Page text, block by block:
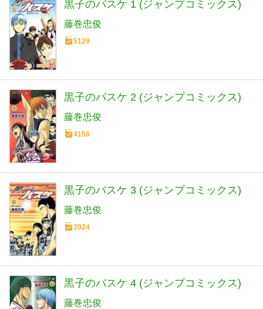
黒子のバスケ 1 (ジャンプコミックス)
藤巻忠俊
5129
黒子のバスケ 2 (ジャンプコミックス)
藤巻忠俊
4158
黒子のバスケ 3 (ジャンプコミックス)
藤巻忠俊
3924
黒子のバスケ 4 (ジャンプコミックス)
藤巻忠俊